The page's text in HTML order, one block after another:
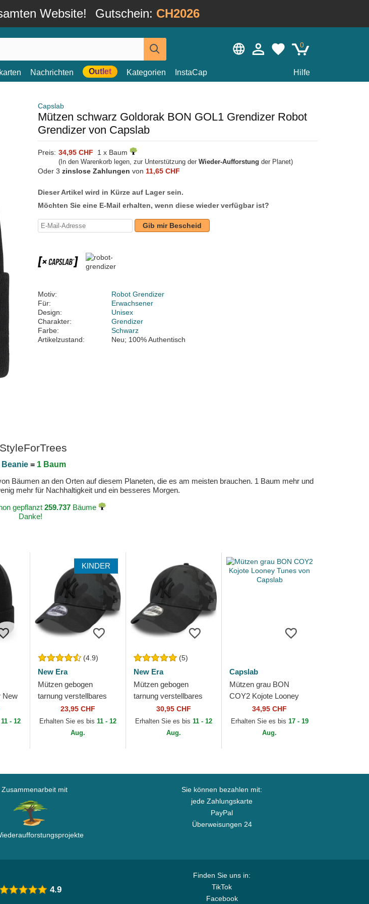
Website! Gutschein: CH2026
0
Nachrichten Outlet Kategorien InstaCap Hilfe
Capslab
Mützen schwarz Goldorak BON GOL1 Grendizer Robot
Grendizer von Capslab
Preis: 34,95 CHF 1 x Baum
(In den Warenkorb legen, zur Unterstützung der Wieder-Aufforstung der Planet)
Oder 3 zinslose Zahlungen von 11,65 CHF
Dieser Artikel wird in Kürze auf Lager sein.
Möchten Sie eine E-Mail erhalten, wenn diese wieder verfügbar ist?
Gib mir Bescheid
Motiv:
Robot Grendizer
Für:
Erwachsener
Design:
Unisex
Charakter:
Grendizer
Farbe:
Schwarz
Artikelzustand:
Neu; 100% Authentisch
Beanie= 1 Baum
Bäumen an den Orten auf diesem Planeten, die es am meisten brauchen. 1 Baum mehr und
mehr für Nachhaltigkeit und ein besseres Morgen.
gepflanzt 259.737Bäume
Danke!
New
von
11 - 12
KINDER
(4.9)
New Era
Mützen gebogen
tarnung verstellbares
band für Kinder
9FORTY League
Essential der New York
23,95 CHF
Erhalten Sie es bis 11 - 12
Aug.
(5)
New Era
Mützen gebogen
tarnung verstellbares
band 9FORTY League
Essential der New York
Yankees MLB von...
30,95 CHF
Erhalten Sie es bis 11 - 12
Aug.
Capslab
Mützen grau BON
COY2 Kojote Looney
Tunes von Capslab
34,95 CHF
Erhalten Sie es bis 17 - 19
Aug.
Zusammenarbeit mit
Sie können bezahlen mit:
jede Zahlungskarte
PayPal
Überweisungen 24
Finden Sie uns in:
TikTok
Facebook
4.9